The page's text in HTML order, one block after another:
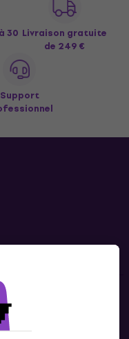
30 Livraison gratuite
de 249 €
Support